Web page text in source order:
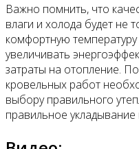
Важно помнить, что
влаги и холода будет не
комфортную
увеличивать
затраты на отопление.
кровельных работ
выбору правильного
правильное